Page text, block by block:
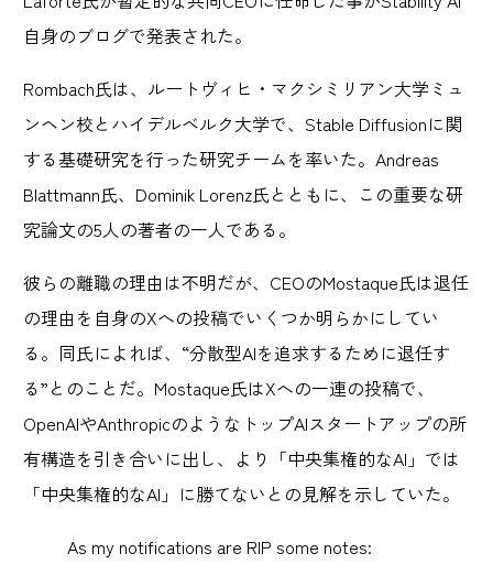
自身のブログで発表された。
Rombach氏は、ルートヴィヒ・マクシミリアン大学ミュ
ンヘン校とハイデルベルク大学で、Stable Diffusionに関
する基礎研究を行った研究チームを率いた。Andreas
Blattmann氏、Dominik Lorenz氏とともに、この重要な研
究論文の5人の著者の一人である。
彼らの離職の理由は不明だが、CEOのMostaque氏は退任
の理由を自身のXへの投稿でいくつか明らかにしてい
る。同氏によれば、“分散型AIを追求するために退任す
る”とのことだ。Mostaque氏はXへの一連の投稿で、
OpenAIやAnthropicのようなトップAIスタートアップの所
有構造を引き合いに出し、より「中央集権的なAI」では
「中央集権的なAI」に勝てないとの見解を示していた。
As my notifications are RIP some notes: